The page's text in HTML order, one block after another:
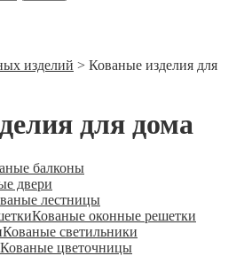
изделий > Кованые изделия для
для дома
балконы
двери
лестницы
Кованые оконные решетки
Кованые светильники
Кованые цветочницы